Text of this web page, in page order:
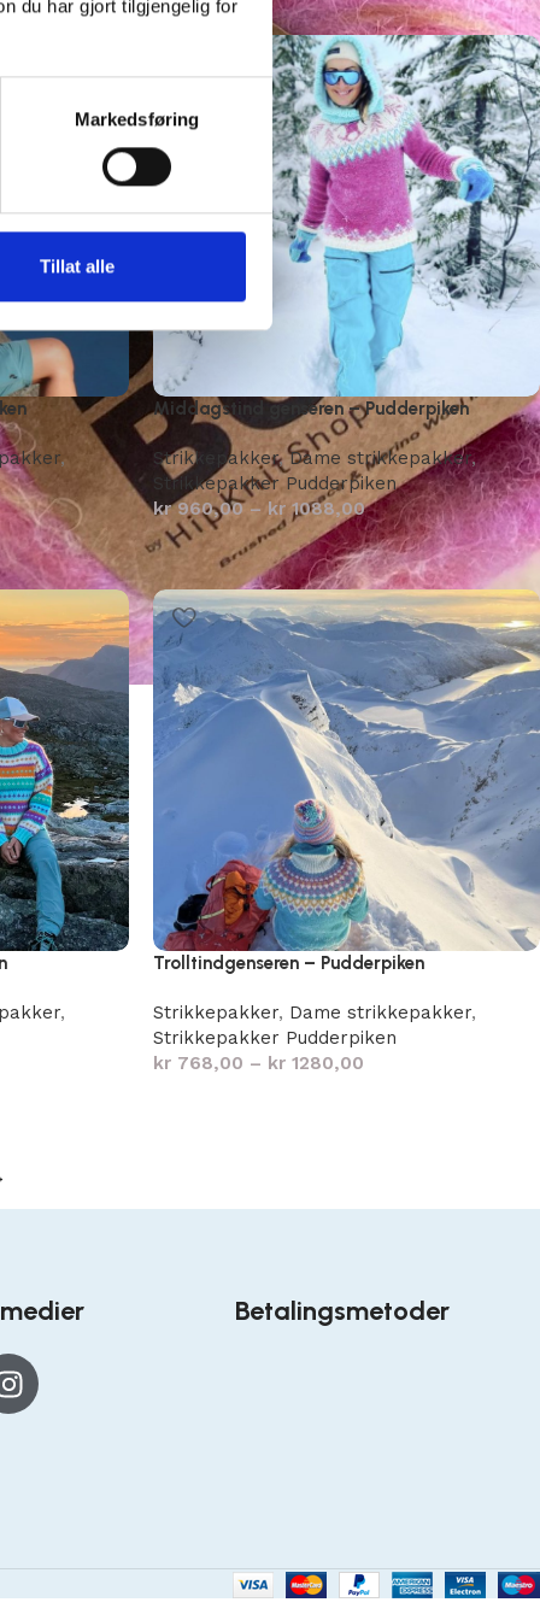
du har gjort tilgjengelig for
Markedsføring
Tillat alle
,
Middagstind genseren – Pudderpiken
Strikkepakker, Dame strikkepakker,
Strikkepakker Pudderpiken
kr960,00 – kr 1088,00
,
Trolltindgenseren – Pudderpiken
Strikkepakker, Dame strikkepakker,
Strikkepakker Pudderpiken
kr 768,00 – kr 1280,00
Betalingsmetoder